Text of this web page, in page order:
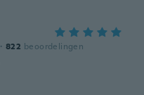
· 822 beoordelingen